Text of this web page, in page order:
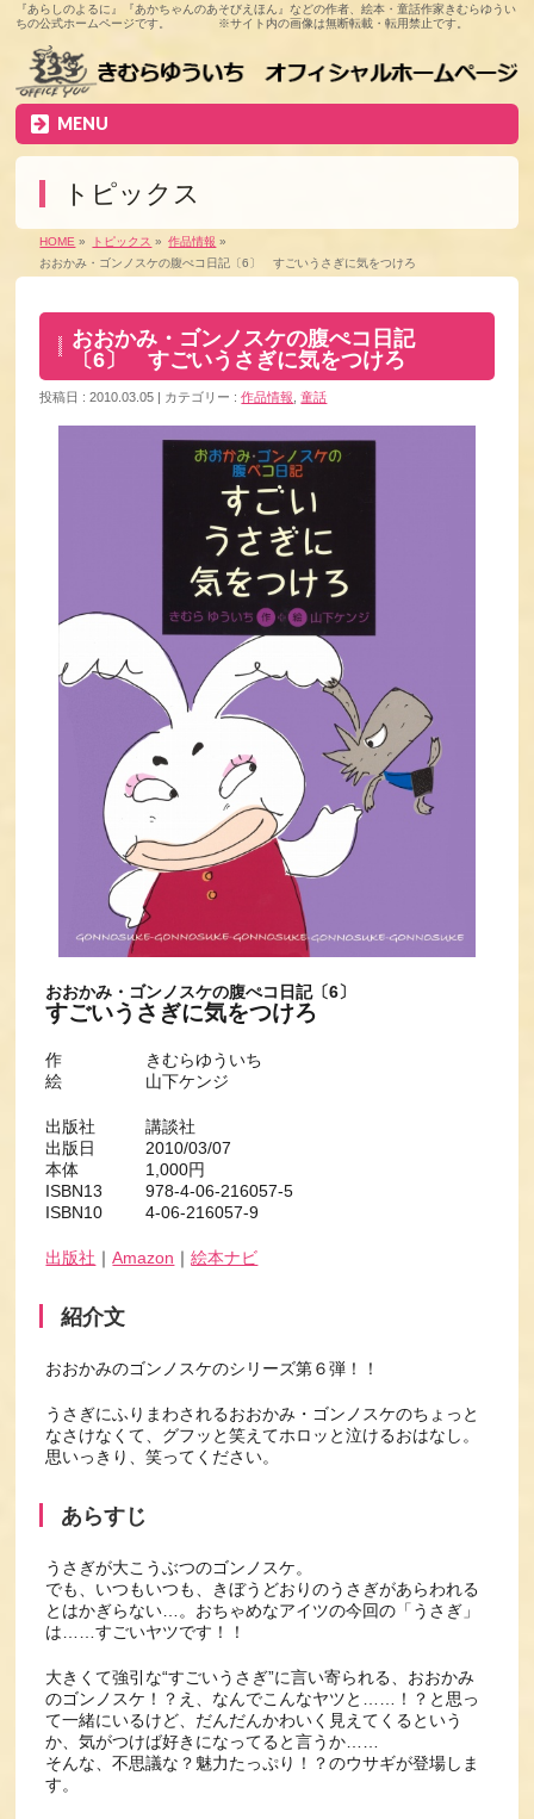
『あらしのよるに』『あかちゃんのあそびえほん』などの作者、絵本・童話作家きむらゆうい
ちの公式ホームページです。 ※サイト内の画像は無断転載・転用禁止です。
MENU
トピックス
HOME » トピックス » 作品情報 »
おおかみ・ゴンノスケの腹ぺコ日記〔6〕 すごいうさぎに気をつけろ
おおかみ・ゴンノスケの腹ぺコ日記
〔6〕 すごいうさぎに気をつけろ
投稿日 : 2010.03.05 カテゴリー :作品情報 ,童話
おおかみ・ゴンノスケの腹ぺコ日記〔6〕
すごいうさぎに気をつけろ
作 きむらゆういち
絵 山下ケンジ
出版社 講談社
出版日 2010/03/07
本体 1,000円
ISBN13 978-4-06-216057-5
ISBN10 4-06-216057-9
出版社 ｜Amazon ｜絵本ナビ
紹介文
おおかみのゴンノスケのシリーズ第６弾！！
うさぎにふりまわされるおおかみ・ゴンノスケのちょっと
なさけなくて、グフッと笑えてホロッと泣けるおはなし。
思いっきり、笑ってください。
あらすじ
うさぎが大こうぶつのゴンノスケ。
でも、いつもいつも、きぼうどおりのうさぎがあらわれる
とはかぎらない…。おちゃめなアイツの今回の「うさぎ」
は……すごいヤツです！！
大きくて強引な“すごいうさぎ”に言い寄られる、おおかみ
のゴンノスケ！？え、なんでこんなヤツと……！？と思っ
て一緒にいるけど、だんだんかわいく見えてくるという
か、気がつけば好きになってると言うか……
そんな、不思議な？魅力たっぷり！？のウサギが登場しま
す。